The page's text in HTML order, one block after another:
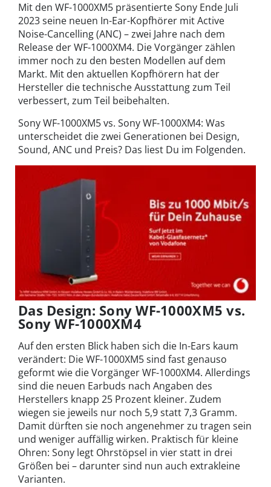
Mit den WF-1000XM5 präsentierte Sony Ende Juli
2023 seine neuen In-Ear-Kopfhörer mit Active
Noise-Cancelling (ANC) – zwei Jahre nach dem
Release der WF-1000XM4. Die Vorgänger zählen
immer noch zu den besten Modellen auf dem
Markt. Mit den aktuellen Kopfhörern hat der
Hersteller die technische Ausstattung zum Teil
verbessert, zum Teil beibehalten.
Sony WF-1000XM5 vs. Sony WF-1000XM4: Was
unterscheidet die zwei Generationen bei Design,
Sound, ANC und Preis? Das liest Du im Folgenden.
Das Design: Sony WF-1000XM5 vs.
Sony WF-1000XM4
Auf den ersten Blick haben sich die In-Ears kaum
verändert: Die WF-1000XM5 sind fast genauso
geformt wie die Vorgänger WF-1000XM4. Allerdings
sind die neuen Earbuds nach Angaben des
Herstellers knapp 25 Prozent kleiner. Zudem
wiegen sie jeweils nur noch 5,9 statt 7,3 Gramm.
Damit dürften sie noch angenehmer zu tragen sein
und weniger auffällig wirken. Praktisch für kleine
Ohren: Sony legt Ohrstöpsel in vier statt in drei
Größen bei – darunter sind nun auch extrakleine
Varianten.